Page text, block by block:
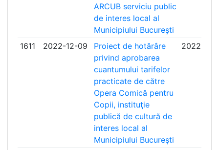
ARCUB serviciu public
de interes local al
Municipiului București
1611 2022-12-09
Proiect de hotărâre
privind aprobarea
cuantumului tarifelor
practicate de către
Opera Comică pentru
Copii, instituţie
publică de cultură de
interes local al
Municipiului Bucureşti
2022-12-